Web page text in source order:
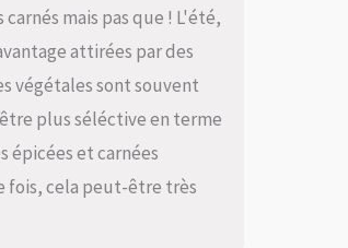
mais pas que ! L'été,
attirées par des
végétales sont souvent
plus séléctive en terme
épicées et carnées
fois, cela peut-être très